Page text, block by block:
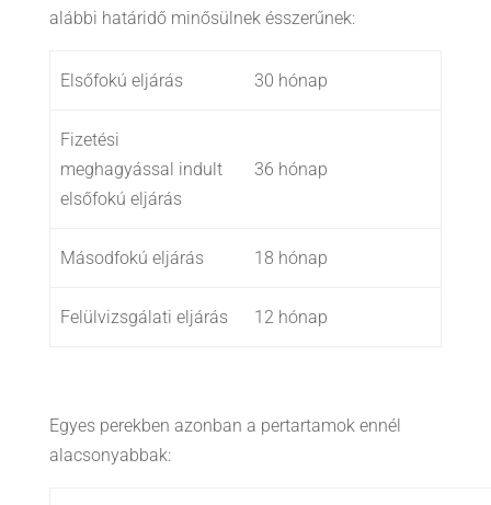
alábbi határidő minősülnek ésszerűnek:
Elsőfokú eljárás 30 hónap
Fizetési
meghagyással indult
elsőfokú eljárás
36 hónap
Másodfokú eljárás 18 hónap
Felülvizsgálati eljárás 12 hónap
Egyes perekben azonban a pertartamok ennél
alacsonyabbak: